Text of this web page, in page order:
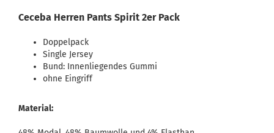
Ceceba Herren Pants Spirit 2er Pack
Doppelpack
Single Jersey
Bund: Innenliegendes Gummi
ohne Eingriff
Material: